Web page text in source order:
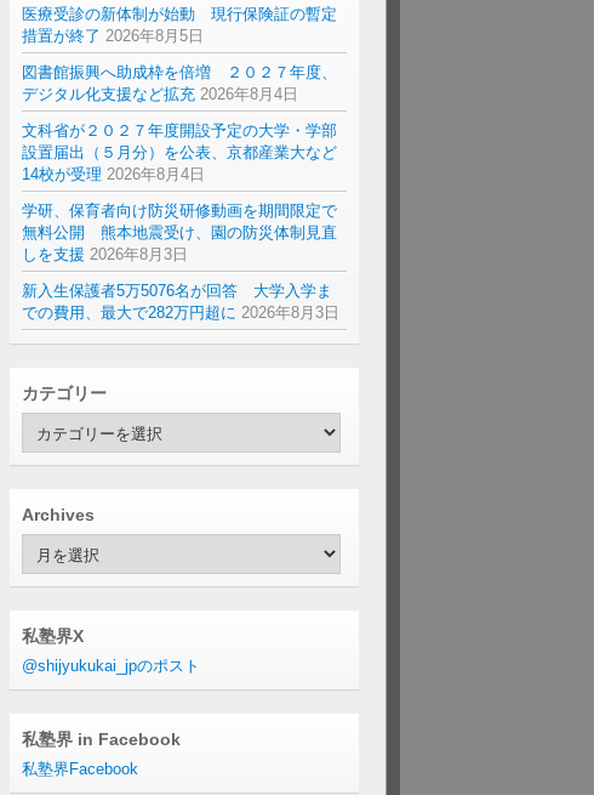
医療受診の新体制が始動 現行保険証の暫定
措置が終了 2026年8月5日
図書館振興へ助成枠を倍増 ２０２７年度、
デジタル化支援など拡充 2026年8月4日
文科省が２０２７年度開設予定の大学・学部
設置届出（５月分）を公表、京都産業大など
14校が受理 2026年8月4日
学研、保育者向け防災研修動画を期間限定で
無料公開 熊本地震受け、園の防災体制見直
しを支援 2026年8月3日
新入生保護者5万5076名が回答 大学入学ま
での費用、最大で282万円超に 2026年8月3日
カテゴリー
ゴ
ー
Archives
Archives
私塾界X
@shijyukukai_jpのポスト
私塾界 in Facebook
私塾界Facebook